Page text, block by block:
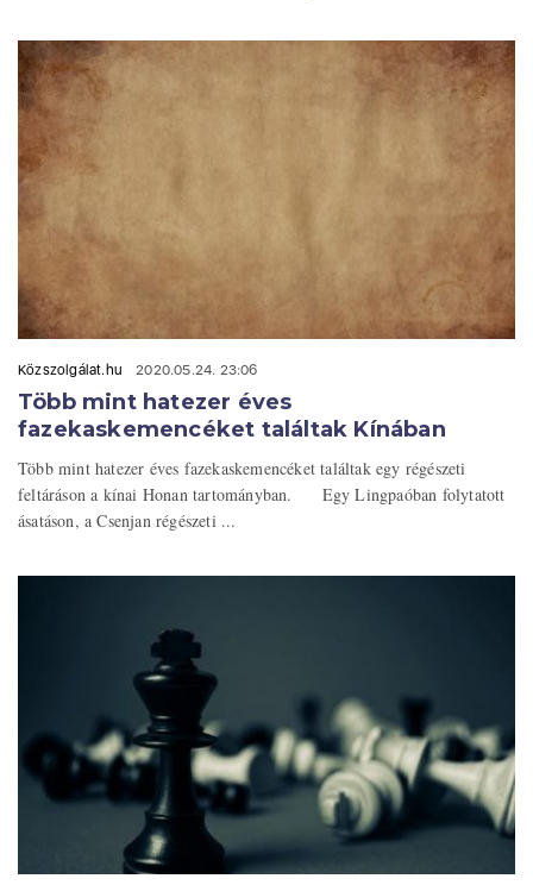
Közszolgálat.hu 2020.05.24. 23:06
Több mint hatezer éves
fazekaskemencéket találtak Kínában
Több mint hatezer éves fazekaskemencéket találtak egy régészeti
feltáráson a kínai Honan tartományban. Egy Lingpaóban folytatott
ásatáson, a Csenjan régészeti ...